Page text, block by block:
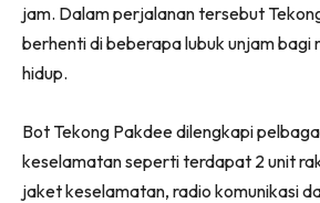
jam. Dalam perjalanan tersebut
berhenti di beberapa lubuk unjam bagi
hidup.
Bot Tekong Pakdee dilengkapi
keselamatan seperti terdapat 2 unit
jaket keselamatan, radio komunikasi